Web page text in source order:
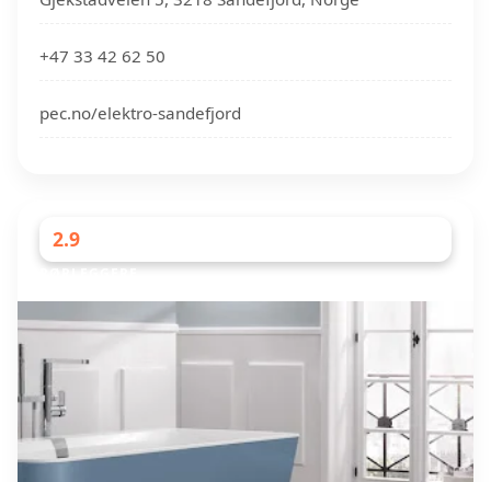
+47 33 42 62 50
pec.no/elektro-sandefjord
2.9